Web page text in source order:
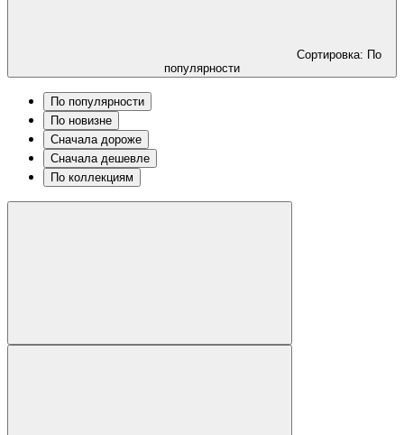
Сортировка: По
популярности
По популярности
По новизне
Сначала дороже
Сначала дешевле
По коллекциям